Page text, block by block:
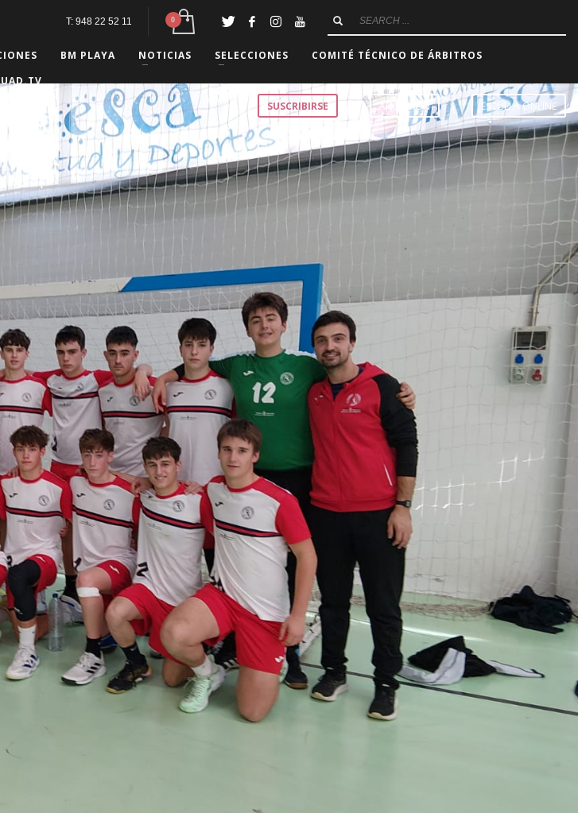
T: 948 22 52 11
BM PLAYA NOTICIAS SELECCIONES
COMITÉ TÉCNICO DE ÁRBITROS
SUSCRIBIRSE
AFILIACIÓN ESCUELA ONLINE